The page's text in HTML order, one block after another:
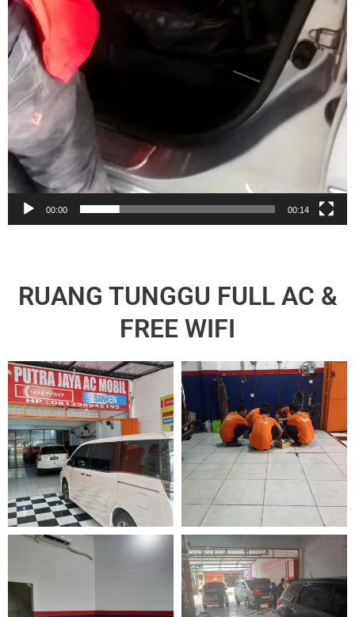
00:00 00:14
RUANG TUNGGU FULL AC &
FREE WIFI